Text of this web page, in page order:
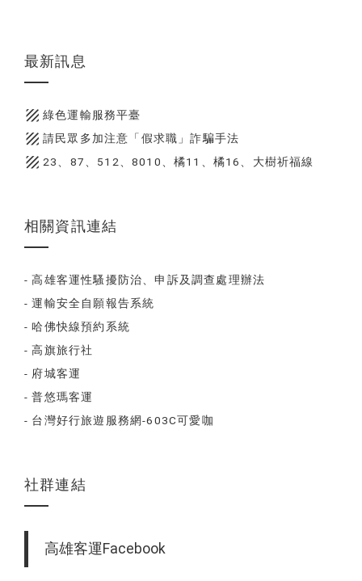
最新訊息
texture 綠色運輸服務平臺
texture 請民眾多加注意「假求職」詐騙手法
texture 23、87、512、8010、橘11、橘16、大樹祈福線
相關資訊連結
- 高雄客運性騷擾防治、申訴及調查處理辦法
- 運輸安全自願報告系統
- 哈佛快線預約系統
- 高旗旅行社
- 府城客運
- 普悠瑪客運
- 台灣好行旅遊服務網-603C可愛咖
社群連結
高雄客運Facebook